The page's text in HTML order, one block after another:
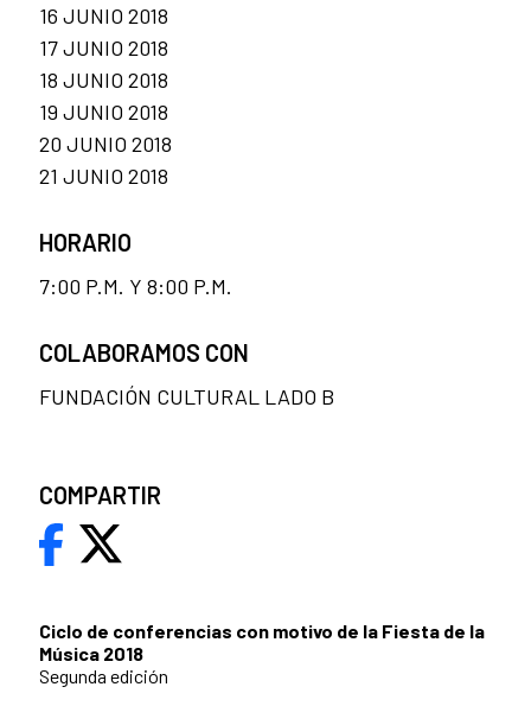
Ciclo de conferencias con motivo de la Fiesta de la
Música 2018
Segunda edición
16 JUNIO 2018
17 JUNIO 2018
18 JUNIO 2018
19 JUNIO 2018
20 JUNIO 2018
21 JUNIO 2018
HORARIO
7:00 P.M. Y 8:00 P.M.
COLABORAMOS CON
FUNDACIÓN CULTURAL LADO B
COMPARTIR